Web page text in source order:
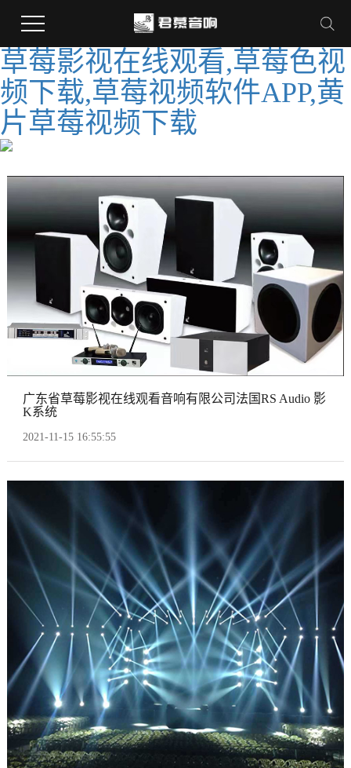
草莓影视在线观看,草莓色视
频下载,草莓视频软件APP,黄
片草莓视频下载
广东省草莓影视在线观看音响有限公司法国RS Audio 影
K系统
2021-11-15 16:55:55